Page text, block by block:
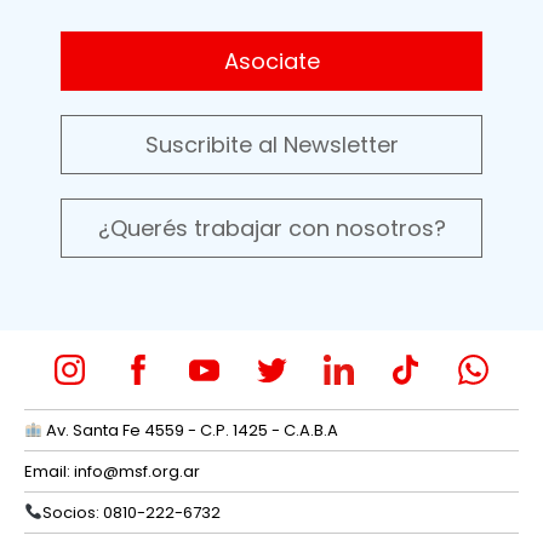
Asociate
Suscribite al Newsletter
¿Querés trabajar con nosotros?
Av. Santa Fe 4559 - C.P. 1425 - C.A.B.A
Email: info@msf.org.ar
Socios: 0810-222-6732